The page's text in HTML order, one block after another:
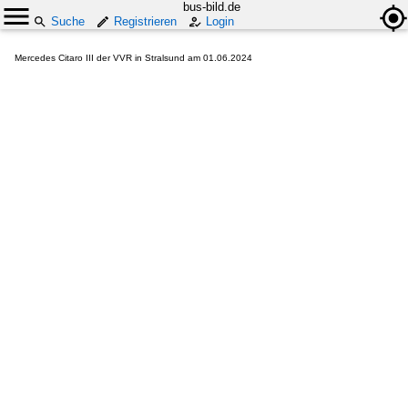
bus-bild.de
Suche
Registrieren Login
Mercedes Citaro III der VVR in Stralsund am 01.06.2024